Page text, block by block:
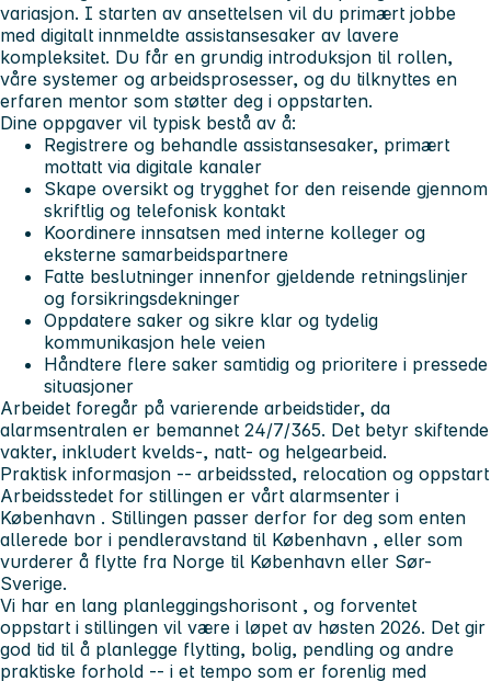
variasjon. I starten av ansettelsen vil du primært jobbe
med digitalt innmeldte assistansesaker av lavere
kompleksitet. Du får en grundig introduksjon til rollen,
våre systemer og arbeidsprosesser, og du tilknyttes en
erfaren mentor som støtter deg i oppstarten.
Dine oppgaver vil typisk bestå av å:
Registrere og behandle assistansesaker, primært
mottatt via digitale kanaler
Skape oversikt og trygghet for den reisende gjennom
skriftlig og telefonisk kontakt
Koordinere innsatsen med interne kolleger og
eksterne samarbeidspartnere
Fatte beslutninger innenfor gjeldende retningslinjer
og forsikringsdekninger
Oppdatere saker og sikre klar og tydelig
kommunikasjon hele veien
Håndtere flere saker samtidig og prioritere i pressede
situasjoner
Arbeidet foregår på varierende arbeidstider, da
alarmsentralen er bemannet 24/7/365. Det betyr skiftende
vakter, inkludert kvelds-, natt- og helgearbeid.
Praktisk informasjon -- arbeidssted, relocation og oppstart
Arbeidsstedet for stillingen er vårt alarmsenter i
København . Stillingen passer derfor for deg som enten
allerede bor i pendleravstand til København , eller som
vurderer å flytte fra Norge til København eller Sør-
Sverige.
Vi har en lang planleggingshorisont , og forventet
oppstart i stillingen vil være i løpet av høsten 2026. Det gir
god tid til å planlegge flytting, bolig, pendling og andre
praktiske forhold -- i et tempo som er forenlig med